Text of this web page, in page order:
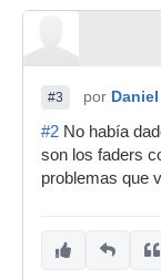
#3 por Daniel
#2 No había
son los faders
problemas que